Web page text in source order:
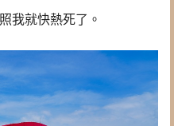
我就快熱死了。